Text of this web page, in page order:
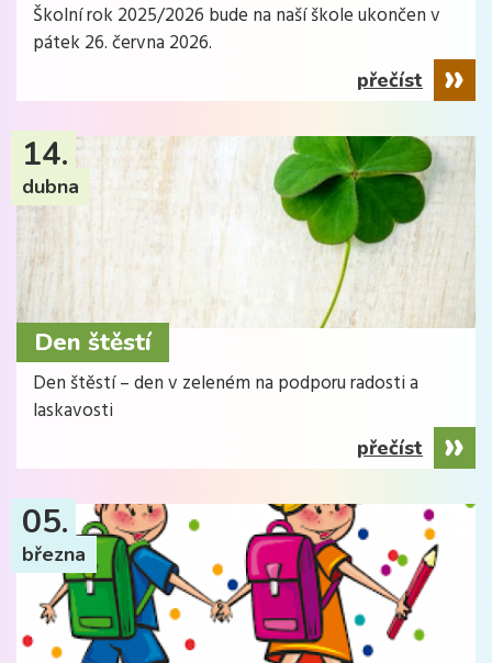
Školní rok 2025/2026 bude na naší škole ukončen v
pátek 26. června 2026.
přečíst
Den štěstí
14.
dubna
Den štěstí – den v zeleném na podporu radosti a
laskavosti
přečíst
05.
března